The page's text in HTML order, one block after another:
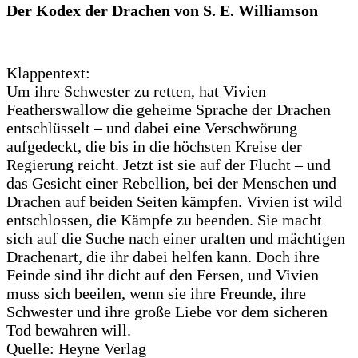
Der Kodex der Drachen von S. E. Williamson
Klappentext:
Um ihre Schwester zu retten, hat Vivien
Featherswallow die geheime Sprache der Drachen
entschlüsselt – und dabei eine Verschwörung
aufgedeckt, die bis in die höchsten Kreise der
Regierung reicht. Jetzt ist sie auf der Flucht – und
das Gesicht einer Rebellion, bei der Menschen und
Drachen auf beiden Seiten kämpfen. Vivien ist wild
entschlossen, die Kämpfe zu beenden. Sie macht
sich auf die Suche nach einer uralten und mächtigen
Drachenart, die ihr dabei helfen kann. Doch ihre
Feinde sind ihr dicht auf den Fersen, und Vivien
muss sich beeilen, wenn sie ihre Freunde, ihre
Schwester und ihre große Liebe vor dem sicheren
Tod bewahren will.
Quelle: Heyne Verlag